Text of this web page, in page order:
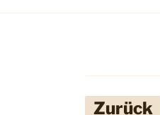
Zurück